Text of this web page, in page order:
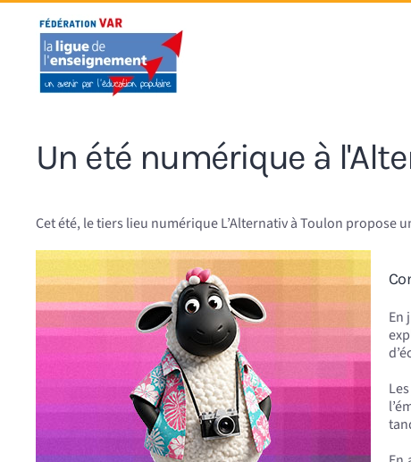
Accéder au contenu principal
Un été numérique à
Cet été, le tiers lieu numérique L’Alternativ à Toulon
En